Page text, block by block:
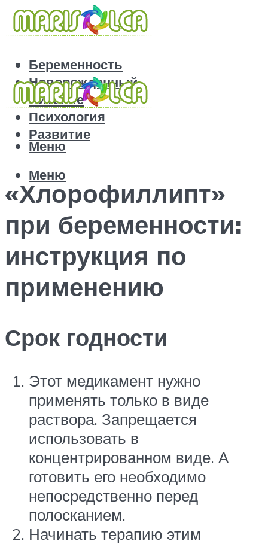
Беременность
Новорожденный
Питание
Психология
Развитие
Меню
Меню
«Хлорофиллипт»
при беременности:
инструкция по
применению
Срок годности
Этот медикамент нужно
применять только в виде
раствора. Запрещается
использовать в
концентрированном виде. А
готовить его необходимо
непосредственно перед
полосканием.
Начинать терапию этим